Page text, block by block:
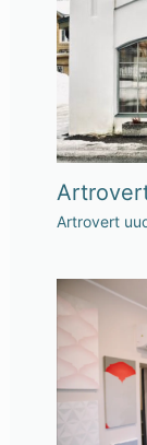
Artrovert